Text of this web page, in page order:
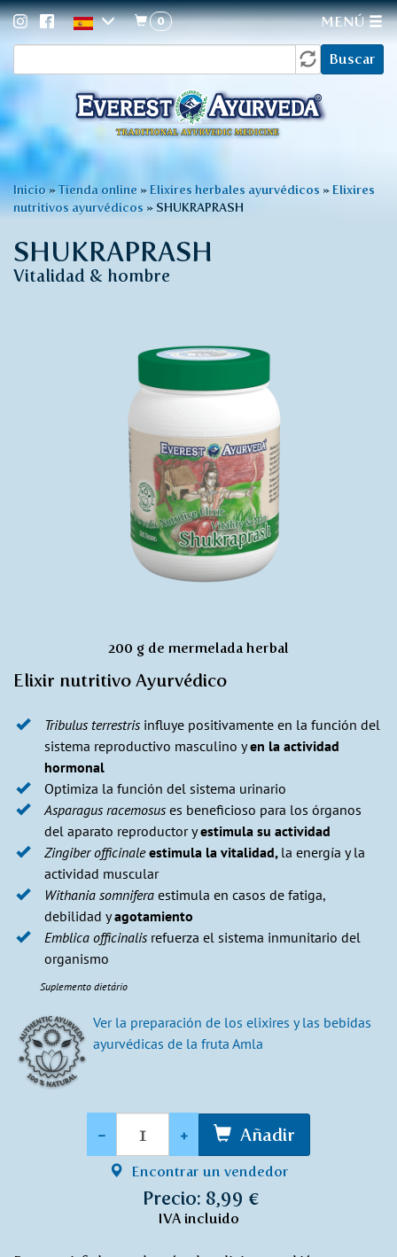
al
contenido
principal
de
búsqueda
Buscar
0 MENÚ
Usted
está
aquí
Inicio »Tienda online » Elixires herbales ayurvédicos » Elixires
nutritivos ayurvédicos » SHUKRAPRASH
SHUKRAPRASH
Vitalidad & hombre
200 g de mermelada herbal
Elixir nutritivo Ayurvédico
Tribulus terrestris influye positivamente en la función del
sistema reproductivo masculino yen la actividad
hormonal
Optimiza la función del sistema urinario
Asparagus racemosus es beneficioso para los órganos
del aparato reproductor yestimula su actividad
Zingiber officinaleestimula la vitalidad, la energía y la
actividad muscular
Withania somnifera estimula en casos de fatiga,
debilidad yagotamiento
Emblica officinalis refuerza el sistema inmunitario del
organismo
Suplemento dietário
Ver la preparación de los elixires y las bebidas
ayurvédicas de la fruta Amla
- + Añadir
Encontrar un vendedor
Precio: 8,99 €
IVA incluido